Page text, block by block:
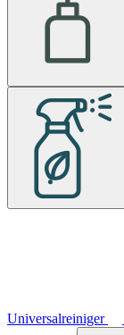
Universalreiniger